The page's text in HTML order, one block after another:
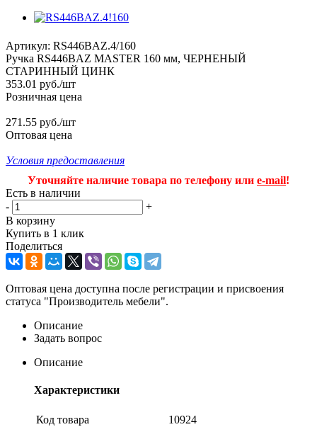
Артикул: RS446BAZ.4/160
Ручка RS446BAZ MASTER 160 мм, ЧЕРНЕНЫЙ
СТАРИННЫЙ ЦИНК
353.01 руб./шт
Розничная цена
271.55 руб./шт
Оптовая цена
Условия предоставления
Уточняйте наличие товара по телефону или e-mail!
Есть в наличии
-
+
В корзину
Купить в 1 клик
Поделиться
Оптовая цена доступна после регистрации и присвоения
статуса "Производитель мебели".
Описание
Задать вопрос
Описание
Характеристики
Код товара
10924